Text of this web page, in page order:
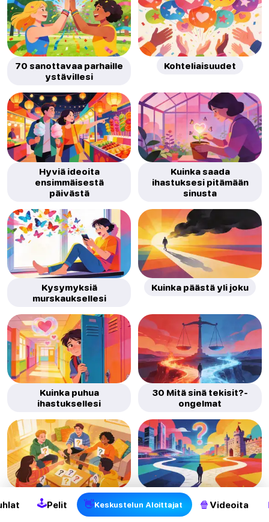
70 sanottavaa parhaille
ystävillesi
Kohteliaisuudet
Hyviä ideoita
ensimmäisestä
päivästä
Kuinka saada
ihastuksesi pitämään
sinusta
Kysymyksiä
murskauksellesi
Kuinka päästä yli joku
Kuinka puhua
ihastuksellesi
30 Mitä sinä tekisit?-
ongelmat
“Kuka tuntee minut
parhaiten ”-
kysymyksiä
Hypoteettiset
kysymykset
🕹Pelit 👋Keskustelun Aloittajat 🍿 Videoita